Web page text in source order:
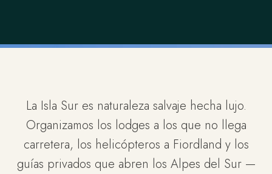
La Isla Sur es naturaleza salvaje hecha lujo.
Organizamos los lodges a los que no llega
carretera, los helicópteros a Fiordland y los
guías privados que abren los Alpes del Sur —